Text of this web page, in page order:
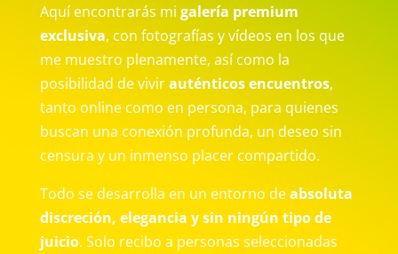
Aquí encontrarás mi galería premium
exclusiva, con fotografías y vídeos en los que
me muestro plenamente, así como la
posibilidad de vivirauténticos encuentros,
tanto online como en persona, para quienes
buscan una conexión profunda, un deseo sin
censura y un inmenso placer compartido.
Todo se desarrolla en un entorno deabsoluta
discreción, elegancia y sin ningún tipo de
juicio. Solo recibo a personas seleccionadas